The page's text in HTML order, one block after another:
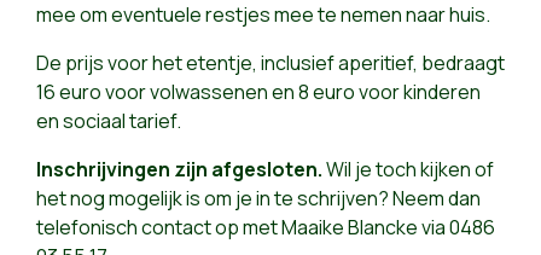
mee om eventuele restjes mee te nemen naar huis.
De prijs voor het etentje, inclusief aperitief, bedraagt
16 euro voor volwassenen en 8 euro voor kinderen
en sociaal tarief.
Inschrijvingen zijn afgesloten.Wil je toch kijken of
het nog mogelijk is om je in te schrijven? Neem dan
telefonisch contact op met Maaike Blancke via 0486